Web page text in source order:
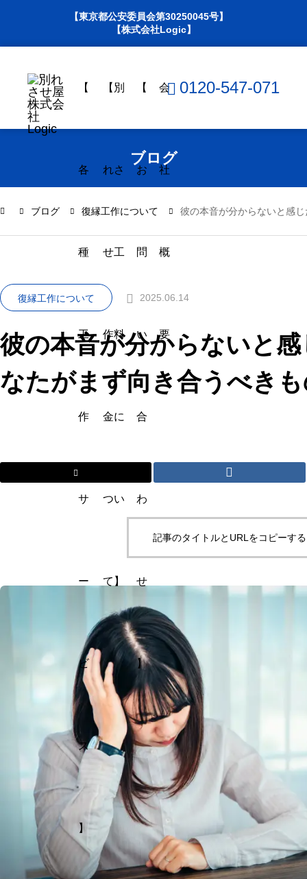
【東京都公安委員会第30250045号】
【株式会社Logic】
【
各
種
工
作
サ
ー
ビ
ス
】
【別
れさ
せ工
作料
金に
つい
て】
【
お
問
い
合
わ
せ
】
会
社
概
要
0120-547-071
ブログ
ブログ 復縁工作について 彼の本音が分からないと感
復縁工作について 2025.06.14
彼の本音が分からないと
なたがまず向き合うべき
記事のタイトルとURLをコピーする